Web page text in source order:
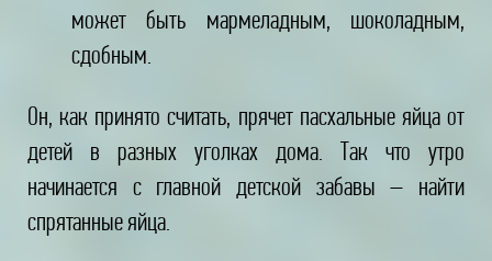
может быть мармеладным, шоколадным,
сдобным.
Он, как принято считать, прячет пасхальные яйца от
детей в разных уголках дома. Так что утро
начинается с главной детской забавы – найти
спрятанные яйца.